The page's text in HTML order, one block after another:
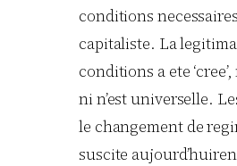
conditions
capitaliste. La
conditions a ete ‘cree’,
ni n’est universelle.
le changement de
suscite